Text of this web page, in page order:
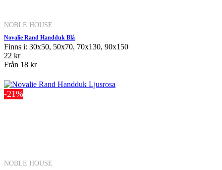
NOBLE HOUSE
Novalie Rand Handduk Blå
Finns i: 30x50, 50x70, 70x130, 90x150
22 kr
Från 18 kr
-21%
NOBLE HOUSE